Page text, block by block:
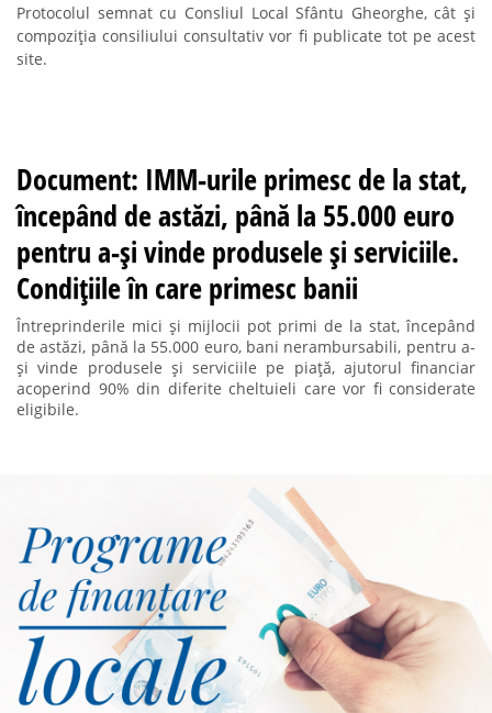
Protocolul semnat cu Consliul Local Sfântu Gheorghe, cât şi
compoziţia consiliului consultativ vor fi publicate tot pe acest
site.
Document: IMM-urile primesc de la stat,
începând de astăzi, până la 55.000 euro
pentru a-și vinde produsele și serviciile.
Condițiile în care primesc banii
Întreprinderile mici și mijlocii pot primi de la stat, începând
de astăzi, până la 55.000 euro, bani nerambursabili, pentru a-
și vinde produsele și serviciile pe piață, ajutorul financiar
acoperind 90% din diferite cheltuieli care vor fi considerate
eligibile.